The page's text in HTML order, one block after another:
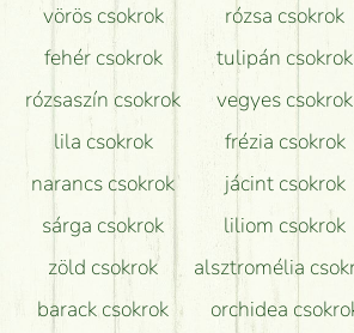
Hogy marad a lehető legtovább
Tudok adventi koszorút
vörös csokrok
fehér csokrok
rózsaszín csokrok
lila csokrok
narancs csokrok
sárga csokrok
zöld csokrok
barack csokrok
rózsa csokrok
tulipán csokrok
vegyes csokrok
frézia csokrok
jácint csokrok
liliom csokrok
alsztromélia
orchidea